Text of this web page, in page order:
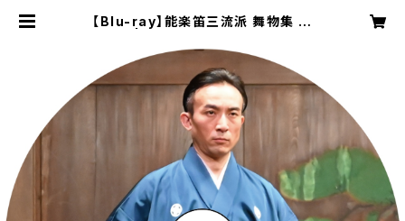
【Blu-ray】能楽笛三流派 舞物集 藤